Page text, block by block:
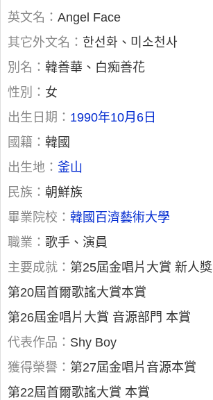
英文名： Angel Face
其它外文名： 한선화、미소천사
別名： 韓善華、白痴善花
性別： 女
出生日期： 1990年10月6日
國籍： 韓國
出生地： 釜山
民族： 朝鮮族
畢業院校： 韓國百濟藝術大學
職業： 歌手、演員
主要成就： 第25屆金唱片大賞 新人獎
第20屆首爾歌謠大賞本賞
第26屆金唱片大賞 音源部門 本賞
代表作品： Shy Boy
獲得榮譽： 第27屆金唱片音源本賞
第22屆首爾歌謠大賞 本賞